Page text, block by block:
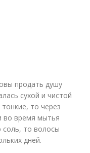
продать душу
сухой и чистой
то через
во время мытья
то волосы
дней.